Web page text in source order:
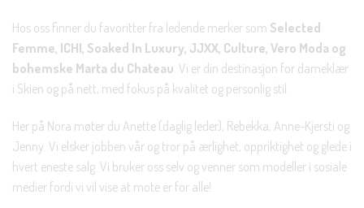
Hos oss finner du favoritter fra ledende merker som Selected
Femme, ICHI, Soaked In Luxury, JJXX, Culture, Vero Moda og
bohemske Marta du Chateau . Vi er din destinasjon for dameklær
i Skien og på nett, med fokus på kvalitet og personlig stil.
Her på Nora møter du Anette (daglig leder), Rebekka, Anne-Kjersti og
Jenny. Vi elsker jobben vår og tror på ærlighet, oppriktighet og glede i
hvert eneste salg. Vi bruker oss selv og venner som modeller i sosiale
medier fordi vi vil vise at mote er for alle!